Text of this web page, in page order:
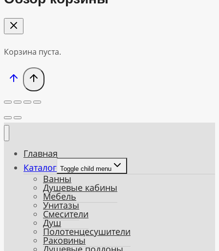
Корзина пуста.
Главная
Каталог Toggle child menu
Ванны
Душевые кабины
Мебель
Унитазы
Смесители
Душ
Полотенцесушители
Раковины